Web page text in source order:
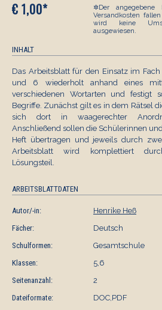
€ 1,00*
✲Der angegebene
Versandkosten
wird keine
ausgewiesen.
INHALT
Das Arbeitsblatt für den Einsatz im
und 6 wiederholt anhand eines
verschiedenen Wortarten und festigt
Begriffe. Zunächst gilt es in dem Rätsel
sich dort in waagerechter
Anschließend sollen die Schülerinnen
Heft übertragen und jeweils durch
Arbeitsblatt wird komplettiert
Lösungsteil.
ARBEITSBLATTDATEN
Autor/-in:
Henrike Heß
Fächer:
Deutsch
Schulformen:
Gesamtschule
Klassen:
5,6
Seitenanzahl:
2
Dateiformate:
DOC,PDF